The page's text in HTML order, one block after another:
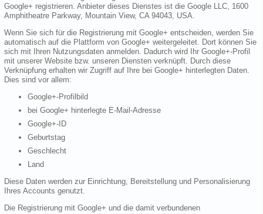
Google+ registrieren. Anbieter dieses Dienstes ist die Google LLC, 1600
Amphitheatre Parkway, Mountain View, CA 94043, USA.
Wenn Sie sich für die Registrierung mit Google+ entscheiden, werden Sie
automatisch auf die Plattform von Google+ weitergeleitet. Dort können Sie
sich mit Ihren Nutzungsdaten anmelden. Dadurch wird Ihr Google+-Profil
mit unserer Website bzw. unseren Diensten verknüpft. Durch diese
Verknüpfung erhalten wir Zugriff auf Ihre bei Google+ hinterlegten Daten.
Dies sind vor allem:
Google+-Profilbild
bei Google+ hinterlegte E-Mail-Adresse
Google+-ID
Geburtstag
Geschlecht
Land
Diese Daten werden zur Einrichtung, Bereitstellung und Personalisierung
Ihres Accounts genutzt.
Die Registrierung mit Google+ und die damit verbundenen